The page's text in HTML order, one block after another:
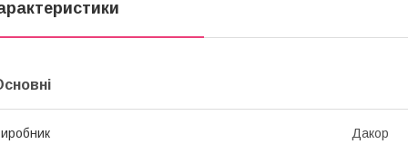
Дакор